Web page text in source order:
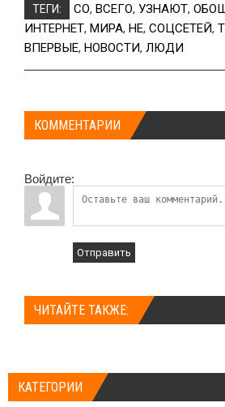
ТЕГИ: СО, ВСЕГО, УЗНАЮТ,
ИНТЕРНЕТ, МИРА, НЕ, СОЦСЕТЕЙ,
ВПЕРВЫЕ, НОВОСТИ, ЛЮДИ
КОММЕНТАРИИ
Войдите:
Отправить
ЧИТАЙТЕ ТАКЖЕ:
КАТЕГОРИИ